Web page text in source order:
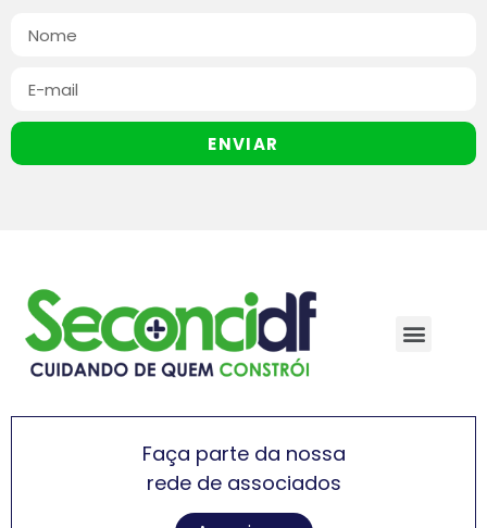
ENVIAR
Faça parte da nossa
rede de associados